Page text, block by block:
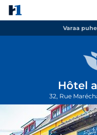
Varaa
Hôtel
32, Rue